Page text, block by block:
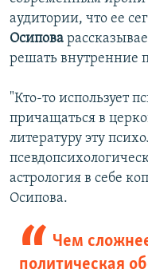
аудитории, что ее
Осипова
решать внутренние
"Кто-то использует
причащаться в
литературу эту
астрология в себе
Осипова.
Чем
политическая